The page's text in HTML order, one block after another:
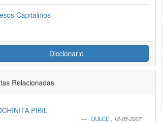
Capitalinos
Diccionario
Relacionadas
PIBIL
DULCE 12-05-2007